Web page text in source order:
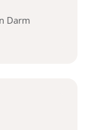
Darm